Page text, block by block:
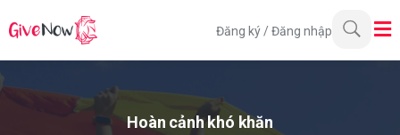
Đăng ký /Đăng nhập
Hoàn cảnh khó khăn